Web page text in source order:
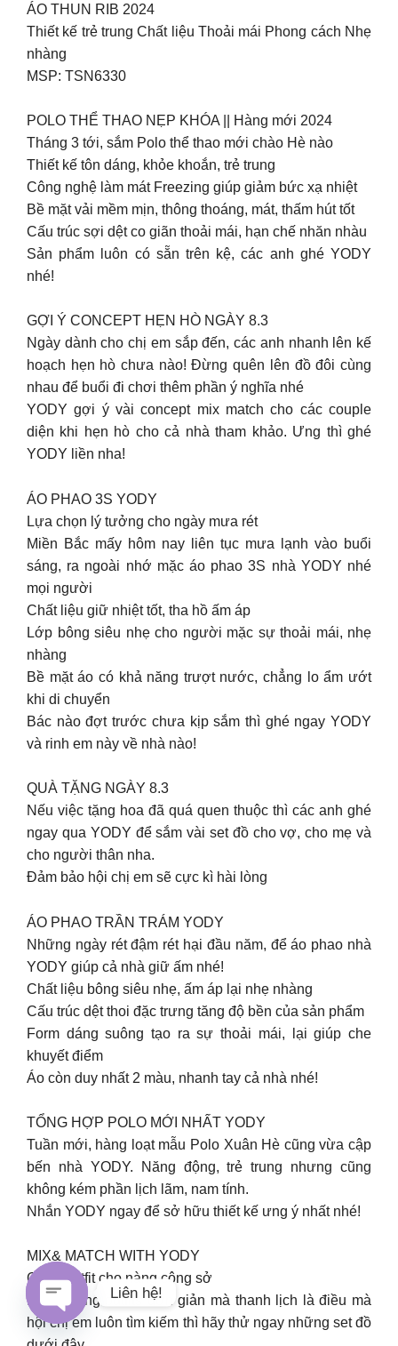
ÁO THUN RIB 2024
Thiết kế trẻ trung Chất liệu Thoải mái Phong cách Nhẹ
nhàng
MSP: TSN6330
POLO THỂ THAO NẸP KHÓA || Hàng mới 2024
Tháng 3 tới, sắm Polo thể thao mới chào Hè nào
Thiết kế tôn dáng, khỏe khoắn, trẻ trung
Công nghệ làm mát Freezing giúp giảm bức xạ nhiệt
Bề mặt vải mềm mịn, thông thoáng, mát, thấm hút tốt
Cấu trúc sợi dệt co giãn thoải mái, hạn chế nhăn nhàu
Sản phẩm luôn có sẵn trên kệ, các anh ghé YODY
nhé!
GỢI Ý CONCEPT HẸN HÒ NGÀY 8.3
Ngày dành cho chị em sắp đến, các anh nhanh lên kế
hoạch hẹn hò chưa nào! Đừng quên lên đồ đôi cùng
nhau để buổi đi chơi thêm phần ý nghĩa nhé
YODY gợi ý vài concept mix match cho các couple
diện khi hẹn hò cho cả nhà tham khảo. Ưng thì ghé
YODY liền nha!
ÁO PHAO 3S YODY
Lựa chọn lý tưởng cho ngày mưa rét
Miền Bắc mấy hôm nay liên tục mưa lạnh vào buổi
sáng, ra ngoài nhớ mặc áo phao 3S nhà YODY nhé
mọi người
Chất liệu giữ nhiệt tốt, tha hồ ấm áp
Lớp bông siêu nhẹ cho người mặc sự thoải mái, nhẹ
nhàng
Bề mặt áo có khả năng trượt nước, chẳng lo ẩm ướt
khi di chuyển
Bác nào đợt trước chưa kịp sắm thì ghé ngay YODY
và rinh em này về nhà nào!
QUÀ TẶNG NGÀY 8.3
Nếu việc tặng hoa đã quá quen thuộc thì các anh ghé
ngay qua YODY để sắm vài set đồ cho vợ, cho mẹ và
cho người thân nha.
Đảm bảo hội chị em sẽ cực kì hài lòng
ÁO PHAO TRẦN TRÁM YODY
Những ngày rét đậm rét hại đầu năm, để áo phao nhà
YODY giúp cả nhà giữ ấm nhé!
Chất liệu bông siêu nhẹ, ấm áp lại nhẹ nhàng
Cấu trúc dệt thoi đặc trưng tăng độ bền của sản phẩm
Form dáng suông tạo ra sự thoải mái, lại giúp che
khuyết điểm
Áo còn duy nhất 2 màu, nhanh tay cả nhà nhé!
TỔNG HỢP POLO MỚI NHẤT YODY
Tuần mới, hàng loạt mẫu Polo Xuân Hè cũng vừa cập
bến nhà YODY. Năng động, trẻ trung nhưng cũng
không kém phần lịch lãm, nam tính.
Nhắn YODY ngay để sở hữu thiết kế ưng ý nhất nhé!
MIX& MATCH WITH YODY
Gợi ý outfit cho nàng công sở
Nếu những outfits đơn giản mà thanh lịch là điều mà
hội chị em luôn tìm kiếm thì hãy thử ngay những set đồ
Liên hệ!
Open